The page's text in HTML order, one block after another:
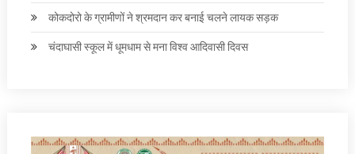
कोकदोरो के ग्रामीणों ने श्रमदान कर बनाई चलने लायक सड़क
चंदाघासी स्कूल में धूमधाम से मना विश्व आदिवासी दिवस